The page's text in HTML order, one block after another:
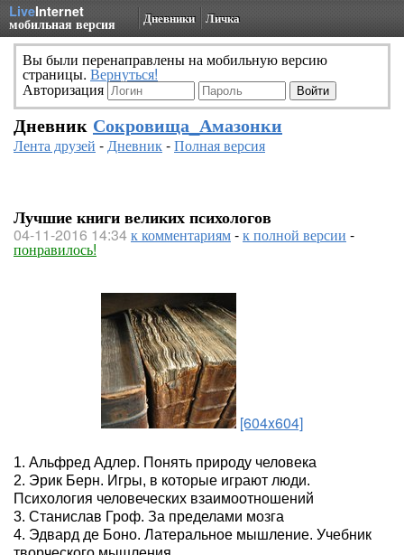
LiveInternet
мобильная версия Дневники Личка
Вы были перенаправлены на мобильную версию
страницы. Вернуться!
Авторизация
Дневник Сокровища_Амазонки
Лента друзей -Дневник-Полная версия
Лучшие книги великих психологов
04-11-2016 14:34к комментариям-к полной версии -
понравилось!
[604x604]
1. Альфред Адлер. Понять природу человека
2. Эрик Берн. Игры, в которые играют люди.
Психология человеческих взаимоотношений
3. Станислав Гроф. За пределами мозга
4. Эдвард де Боно. Латеральное мышление. Учебник